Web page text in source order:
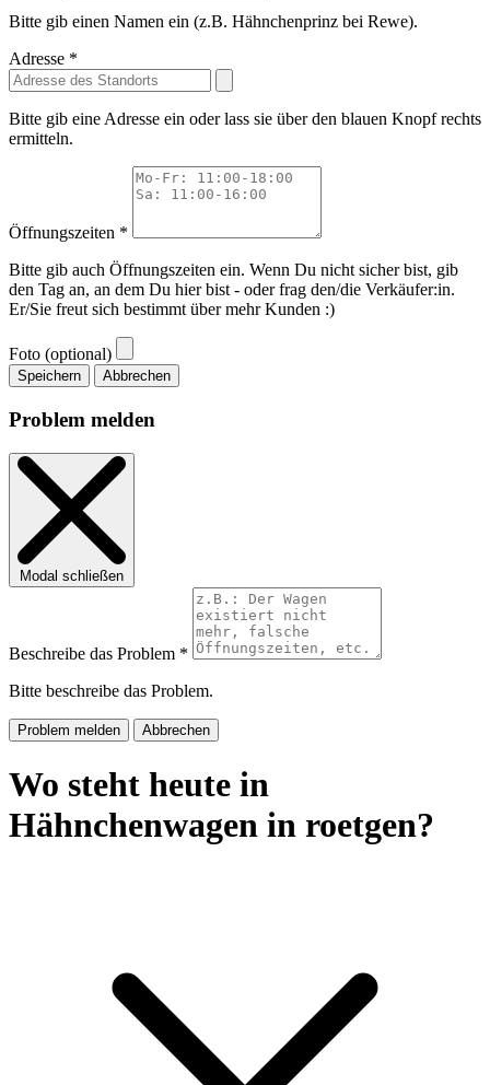
Bitte gib einen Namen ein (z.B. Hähnchenprinz bei Rewe).
Adresse *
Bitte gib eine Adresse ein oder lass sie über den blauen Knopf rechts
ermitteln.
Öffnungszeiten *
Bitte gib auch Öffnungszeiten ein. Wenn Du nicht sicher bist, gib
den Tag an, an dem Du hier bist - oder frag den/die Verkäufer:in.
Er/Sie freut sich bestimmt über mehr Kunden :)
Foto (optional)
Speichern Abbrechen
Problem melden
Modal schließen
Beschreibe das Problem *
Bitte beschreibe das Problem.
Problem melden Abbrechen
Wo steht heute in
Hähnchenwagen in roetgen?